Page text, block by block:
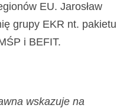
EU. Jarosław
grupy EKR nt. pakietu
i BEFIT.
wskazuje na